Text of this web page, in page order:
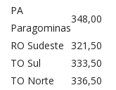
PA
Paragominas
348,00
RO Sudeste 321,50
TO Sul
333,50
TO Norte
336,50